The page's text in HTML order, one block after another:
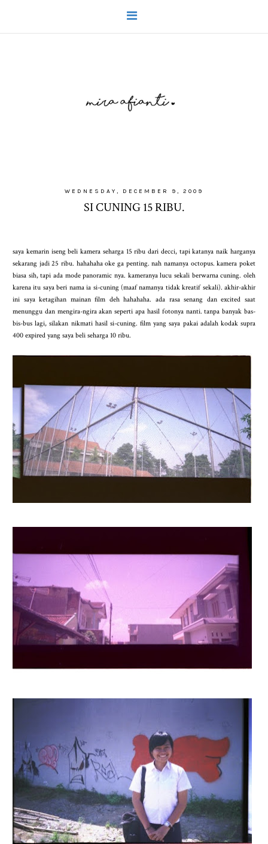
WEDNESDAY, DECEMBER 9, 2009
SI CUNING 15 RIBU.
saya kemarin iseng beli kamera seharga 15 ribu dari decci, tapi katanya naik harganya
sekarang jadi 25 ribu. hahahaha oke ga penting. nah namanya octopus. kamera poket
biasa sih, tapi ada mode panoramic nya. kameranya lucu sekali berwarna cuning. oleh
karena itu saya beri nama ia si-cuning (maaf namanya tidak kreatif sekali). akhir-akhir
ini saya ketagihan mainan film deh hahahaha. ada rasa senang dan excited saat
menunggu dan mengira-ngira akan seperti apa hasil fotonya nanti. tanpa banyak bas-
bis-bus lagi, silakan nikmati hasil si-cuning. film yang saya pakai adalah kodak supra
400 expired yang saya beli seharga 10 ribu.